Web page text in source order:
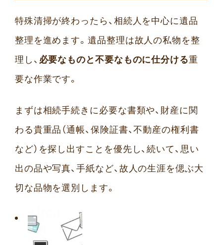
特殊清掃が終わったら、相続人を中心に遺品
整理を進めます。遺品整理は故人の私物を整
理し、 必要なものと不要なものに仕分ける重
要な作業です。
まずは相続手続きに必要な書類や、財産に関
わる貴重品（通帳、保険証書、不動産の権利書
など）を探し出すことを優先し、続いて、思い
出の品や写真、手紙など、故人の生涯を偲ぶ大
切な品物を選別します。